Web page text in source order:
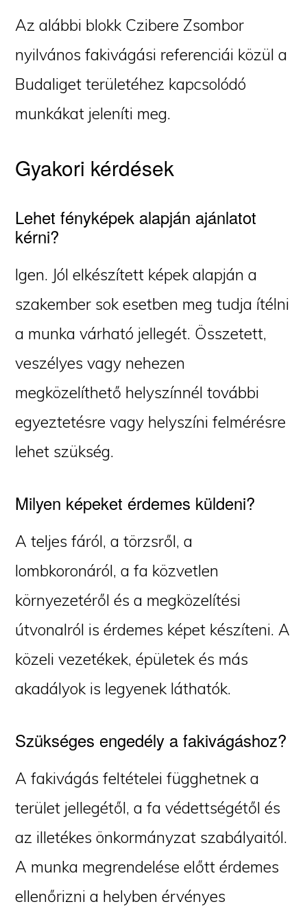
Az alábbi blokk Czibere Zsombor
nyilvános fakivágási referenciái közül a
Budaliget területéhez kapcsolódó
munkákat jeleníti meg.
Gyakori kérdések
Lehet fényképek alapján ajánlatot
kérni?
Igen. Jól elkészített képek alapján a
szakember sok esetben meg tudja ítélni
a munka várható jellegét. Összetett,
veszélyes vagy nehezen
megközelíthető helyszínnél további
egyeztetésre vagy helyszíni felmérésre
lehet szükség.
Milyen képeket érdemes küldeni?
A teljes fáról, a törzsről, a
lombkoronáról, a fa közvetlen
környezetéről és a megközelítési
útvonalról is érdemes képet készíteni. A
közeli vezetékek, épületek és más
akadályok is legyenek láthatók.
Szükséges engedély a fakivágáshoz?
A fakivágás feltételei függhetnek a
terület jellegétől, a fa védettségétől és
az illetékes önkormányzat szabályaitól.
A munka megrendelése előtt érdemes
ellenőrizni a helyben érvényes